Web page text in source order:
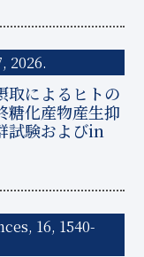
2026.
取によるヒトの
糖化産物産生抑
試験およびin
16, 1540-